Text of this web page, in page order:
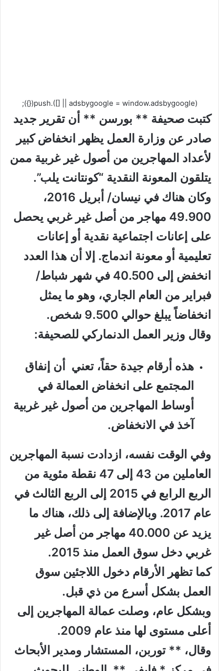
(adsbygoogle = window.adsbygoogle || []).push({});
كتبت صحيفة ** بورسن ** أن تقرير جديد
صادر عن وزارة العمل يظهر انخفاض كبير
لأعداد المهاجرين من أصول غير غربية ممن
يتلقون المعونة النقدية “كونتانت يلب”.
وكان هناك في نيسان/ أبريل 2016،
49.900 مهاجر من أصل غير غربي يحصل
على إعانات اجتماعية نقدية أو إعانات
تعليمية أو معونة اندماج. إلا أن هذا العدد
انخفض إلى 40.500 في شهر شباط/
فبراير من العام الجاري، وهو ما يمثل
انخفاضاً يبلغ حوالي 9.500 شخص.
وقال وزير العمل الدنماركي للصحيفة:
هذه أرقام جيدة حقاً، تعني أن إنفاق
المجتمع على انخفاض العمالة في
أوساط المهاجرين من أصول غير غربية
آخذ في الانخفاض.
وفي الوقت نفسه، ازدادت نسبة المهاجرين
العاملين من 43 إلى 47 نقطة مئوية من
الربع الرابع في 2015 إلى الربع الثالث في
عام 2017. وبالإضافة إلى ذلك، هناك ما
يزيد عن 40.000 مهاجر من أصل غير
غربي دخل سوق العمل منذ 2015.
كما تظهر الأرقام دخول اللاجئين سوق
العمل بشكل أسرع من ذي قبل.
وبشكل عام، وصلت عمالة المهاجرين إلى
أعلى مستوى لها منذ عام 2009.
وقال، ** توربن، المستشار ومدير الأبحاث